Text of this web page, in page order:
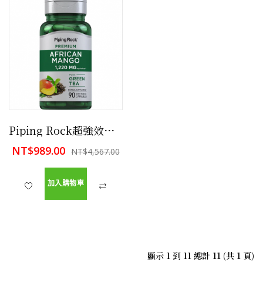
Piping Rock超強效非洲芒果和綠茶，1220毫克，90粒膠囊 幫助控制食欲, 幫助增加飽足感,幫助控制血糖
NT$989.00 NT$4,567.00
加入購物車
顯示 1 到 11 總計 11 (共 1 頁)